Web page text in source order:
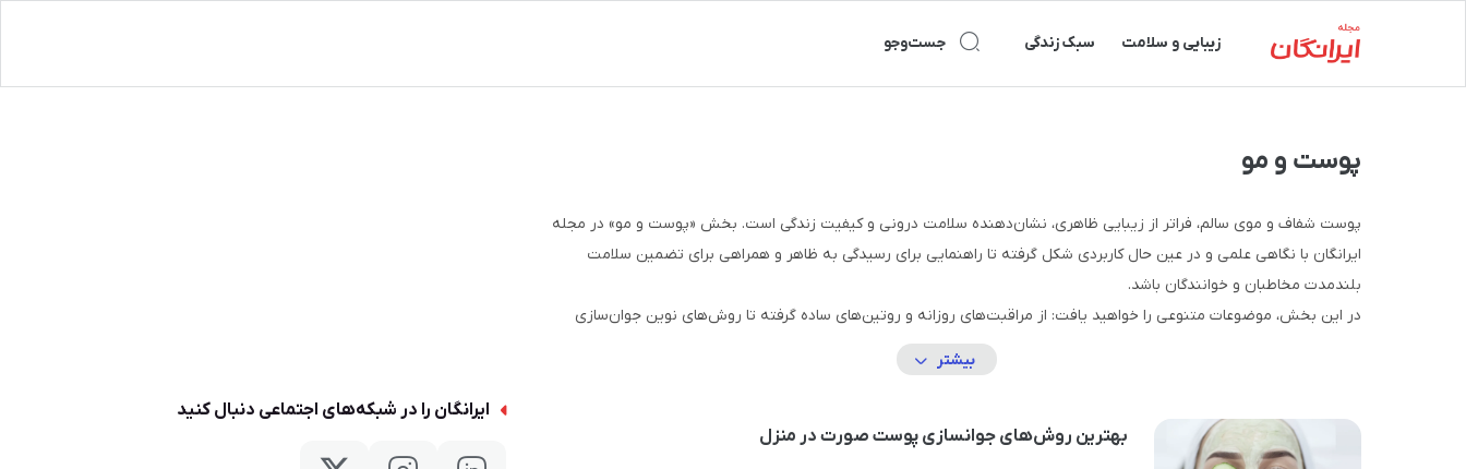
زیبایی و سلامت سبک زندگی جست‌و‌جو
پوست و مو
پوست شفاف و موی سالم، فراتر از زیبایی ظاهری، نشان‌دهنده‌ سلامت درونی و کیفیت زندگی است. بخش «پوست و مو» در مجله
ایرانگان با نگاهی علمی و در عین حال کاربردی شکل گرفته تا راهنمایی برای رسیدگی به ظاهر و همراهی برای تضمین سلامت
بلندمدت مخاطبان و خوانندگان باشد.
در این بخش، موضوعات متنوعی را خواهید یافت: از مراقبت‌های روزانه و روتین‌های ساده گرفته تا روش‌های نوین جوان‌سازی
پوست، درمان مشکلاتی مانند جوش و لک، انتخاب محصولات ایمن، پیشگیری از ریزش مو و ترمیم موهای آسیب‌دیده. هر مقاله
به‌گونه‌ای نوشته شده که برای خواننده‌ عمومی قابل استفاده باشد و در عین حال اطلاعات تخصصی لازم را نیز در اختیار علاقه‌مندان
محتوای بخش «پوست و مو» بر اساس منابع معتبر علمی و جدیدترین تحقیقات تهیه می‌شود. پیش از انتشار، مطالب توسط
بیشتر
بهترین روش‌های جوانسازی پوست صورت در منزل
ایرانگان را در شبکه‌های اجتماعی دنبال کنید